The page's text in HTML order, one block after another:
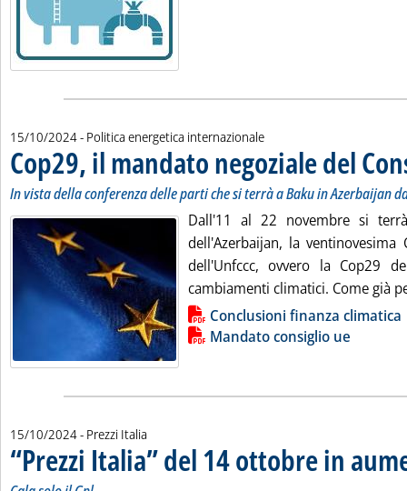
15/10/2024- Politica energetica internazionale
Cop29, il mandato negoziale del
In vista della conferenza delle parti che si terrà a Baku in Azerbaijan
Dall'11 al 22 novembre si
dell'Azerbaijan, la ventinovesima
dell'Unfccc, ovvero la Cop29
cambiamenti climatici. Come già
Lista allegati PDF alla notiziaConclusioni finanza climatica
Mandato consiglio ue
15/10/2024- Prezzi Italia
“Prezzi Italia” del 14 ottobre in